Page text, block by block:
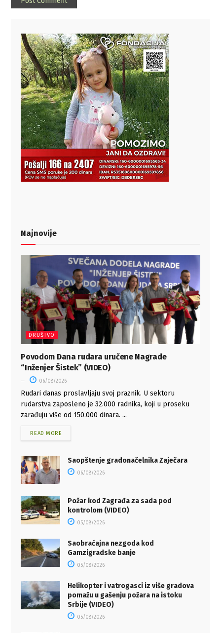
Najnovije
DRUŠTVO
Povodom Dana rudara uručene Nagrade
“Inženjer Šistek” (VIDEO)
06/08/2026
Rudari danas proslavljaju svoj praznik. U sektoru
rudarstva zaposleno je 32.000 radnika, koji u proseku
zarađuju više od 150.000 dinara. ...
READ MORE
Saopštenje gradonačelnika Zaječara
06/08/2026
Požar kod Zagrađa za sada pod
kontrolom (VIDEO)
05/08/2026
Saobraćajna nezgoda kod
Gamzigradske banje
05/08/2026
Helikopter i vatrogasci iz više gradova
pomažu u gašenju požara na istoku
Srbije (VIDEO)
05/08/2026